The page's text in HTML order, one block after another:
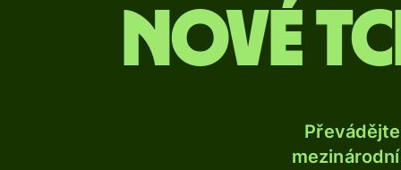
nové